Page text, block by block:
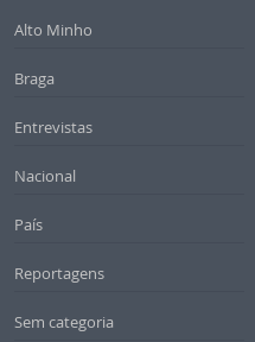
Alto Minho
Braga
Entrevistas
Nacional
País
Reportagens
Sem categoria